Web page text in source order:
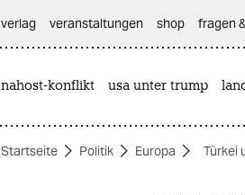
themen
verlag
veranstaltungen shop fragen
nahost-konflikt usa unter trump
Startseite Politik Europa Türkei